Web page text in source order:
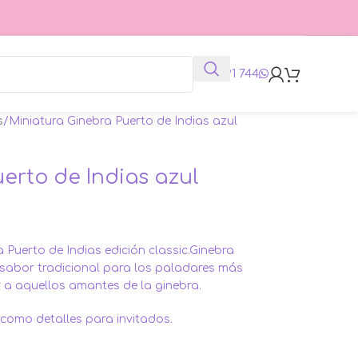
625 991 744
Miniatura Ginebra Puerto de Indias azul
de Indias azul
de Indias edición classic.Ginebra
tradicional para los paladares más
aquellos amantes de la ginebra.
detalles para invitados.